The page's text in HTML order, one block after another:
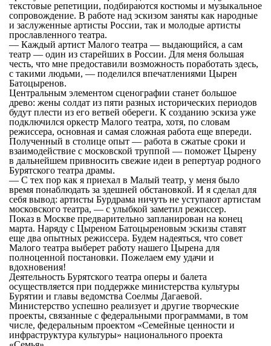
текстовые репетиции, подбираются костюмы и музыкальное
сопровождение. В работе над эскизом заняты как народные
и заслуженные артисты России, так и молодые артисты
прославленного театра.
— Каждый артист Малого театра — выдающийся, а сам
театр — один из старейших в России. Для меня большая
честь, что мне предоставили возможность поработать здесь,
с такими людьми, — поделился впечатлениями Цырен
Батоцыренов.
Центральным элементом сценографии станет большое
древо: жены солдат из пяти разных исторических периодов
будут плести из его ветвей обереги. К созданию эскиза уже
подключился оркестр Малого театра, хотя, по словам
режиссера, основная и самая сложная работа еще впереди.
Полученный в столице опыт — работа в сжатые сроки и
взаимодействие с московской труппой — поможет Цырену
в дальнейшем привносить свежие идеи в репертуар родного
Бурятского театра драмы.
— С тех пор как я приехал в Малый театр, у меня было
время понаблюдать за здешней обстановкой. И я сделал для
себя вывод: артисты Бурдрама ничуть не уступают артистам
московского театра, — с улыбкой заметил режиссер.
Показ в Москве предварительно запланирован на конец
марта. Наряду с Цыреном Батоцыреновым эскизы ставят
еще два опытных режиссера. Будем надеяться, что совет
Малого театра выберет работу нашего Цырена для
полноценной постановки. Пожелаем ему удачи и
вдохновения!
Деятельность Бурятского театра оперы и балета
осуществляется при поддержке министерства культуры
Бурятии и главы ведомства Соелмы Дагаевой.
Министерство успешно реализует и другие творческие
проекты, связанные с федеральными программами, в том
числе, федеральным проектом «Семейные ценности и
инфраструктура культуры» национального проекта